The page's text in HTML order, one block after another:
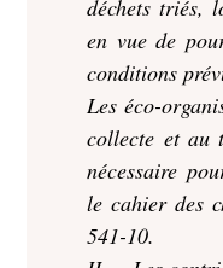
déchets triés,
en vue de
conditions
Les éco-
collecte et au
nécessaire
le cahier des
541-10.